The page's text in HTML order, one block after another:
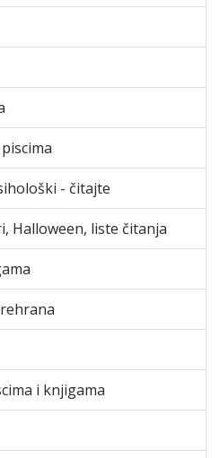
- čitajte
Halloween, liste čitanja
i knjigama